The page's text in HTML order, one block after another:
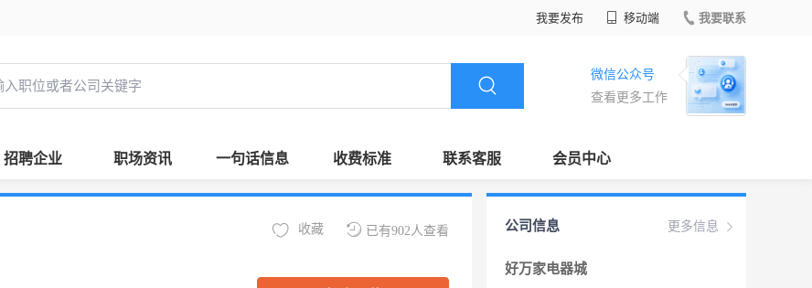
我要发布 移动端 我要联系
微信公众号
查看更多工作
招聘企业 职场资讯 一句话信息 收费标准 联系客服 会员中心
已有902人查看
收藏 更多信息
公司信息
好万家电器城